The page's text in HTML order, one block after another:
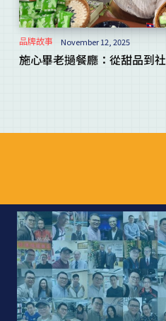
品牌故事 November 12, 2025
施心畢老撾餐廳：從甜品到